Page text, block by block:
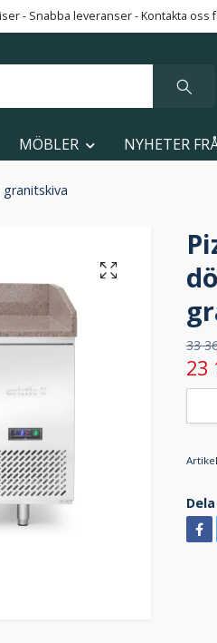
- Snabba leveranser - Kontakta oss
MÖBLER NYHETER
granitskiva
33
23
Dela